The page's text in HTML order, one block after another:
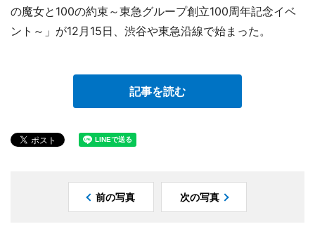
の魔女と100の約束～東急グループ創立100周年記念イベ
ント～」が12月15日、渋谷や東急沿線で始まった。
記事を読む
前の写真 次の写真